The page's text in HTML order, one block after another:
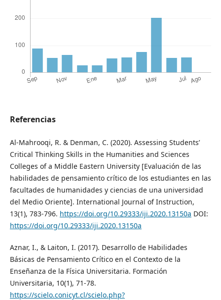
Referencias
Al-Mahrooqi, R. & Denman, C. (2020). Assessing Students’
Critical Thinking Skills in the Humanities and Sciences
Colleges of a Middle Eastern University [Evaluación de las
habilidades de pensamiento crítico de los estudiantes en las
facultades de humanidades y ciencias de una universidad
del Medio Oriente]. International Journal of Instruction,
13(1), 783-796. https://doi.org/10.29333/iji.2020.13150a DOI:
https://doi.org/10.29333/iji.2020.13150a
Aznar, I., & Laiton, I. (2017). Desarrollo de Habilidades
Básicas de Pensamiento Crítico en el Contexto de la
Enseñanza de la Física Universitaria. Formación
Universitaria, 10(1), 71-78.
https://scielo.conicyt.cl/scielo.php?